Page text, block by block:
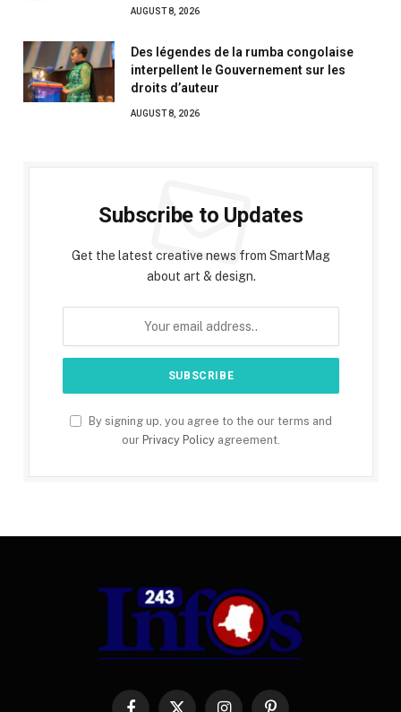
AUGUST 8, 2026
Des légendes de la rumba congolaise
interpellent le Gouvernement sur les
droits d’auteur
AUGUST 8, 2026
Subscribe to Updates
Get the latest creative news from SmartMag
about art & design.
By signing up, you agree to the our terms and
our Privacy Policy agreement.